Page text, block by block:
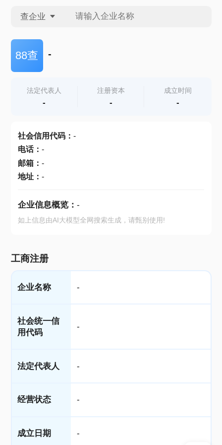
查企业
查企业
查产地
88查 -
法定代表人
-
注册资本
-
成立时间
-
社会信用代码： -
电话： -
邮箱： -
地址： -
企业信息概览： -
如上信息由AI大模型全网搜索生成，请甄别使用!
工商注册
企业名称 -
社会统一信
用代码
-
法定代表人 -
经营状态 -
成立日期 -